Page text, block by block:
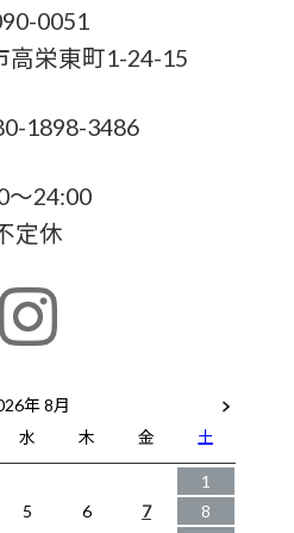
0051
高栄東町1-24-15
1898-3486
～24:00
定休
年 8月
水 木 金
土
1
5 6 7
8